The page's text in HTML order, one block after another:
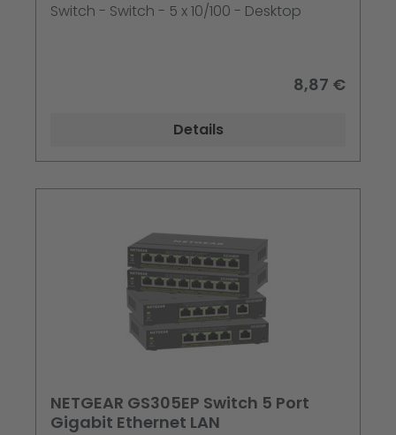
Switch - Switch - 5 x 10/100 - Desktop
8,87 €
Details
NETGEAR GS305EP Switch 5 Port
Gigabit Ethernet LAN